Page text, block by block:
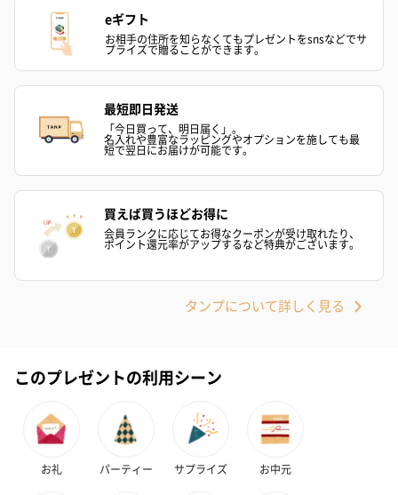
eギフト
お相手の住所を知らなくてもプレゼントをsnsなどでサ
プライズで贈ることができます。
最短即日発送
「今日買って、明日届く」。
名入れや豊富なラッピングやオプションを施しても最
短で翌日にお届けが可能です。
買えば買うほどお得に
会員ランクに応じてお得なクーポンが受け取れたり、
ポイント還元率がアップするなど特典がございます。
タンプについて詳しく見る
このプレゼントの利用シーン
お礼 パーティー サプライズ お中元